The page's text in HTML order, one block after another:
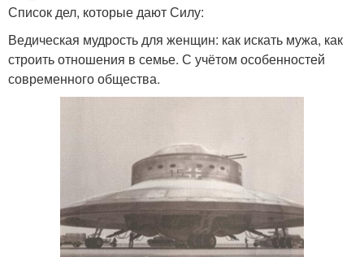
Список дел, которые дают Силу:
Ведическая мудрость для женщин: как искать мужа, как
строить отношения в семье. С учётом особенностей
современного общества.